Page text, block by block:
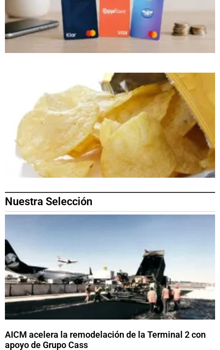
Nuestra Selección
AICM acelera la remodelación de la Terminal 2 con
apoyo de Grupo Cass